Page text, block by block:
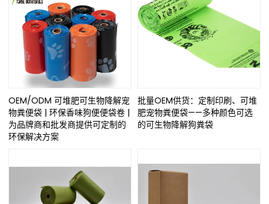
OEM/ODM 可堆肥可生物降解宠
物粪便袋 | 环保香味狗便便袋卷 |
为品牌商和批发商提供可定制的
环保解决方案
批量OEM供货：定制印刷、可堆
肥宠物粪便袋——多种颜色可选
的可生物降解狗粪袋